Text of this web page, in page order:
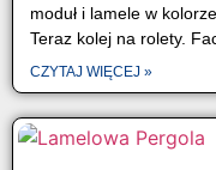
moduł i lamele w
Teraz kolej na rolety.
CZYTAJ WIĘCEJ »